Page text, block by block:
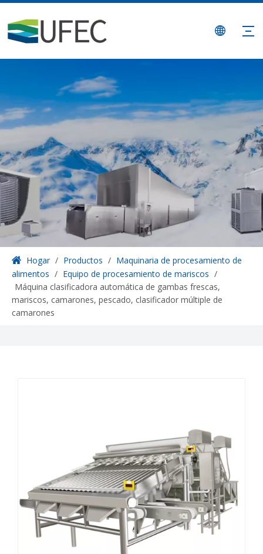
Hogar / Productos / Maquinaria de procesamiento de
alimentos / Equipo de procesamiento de mariscos /
Máquina clasificadora automática de gambas frescas,
mariscos, camarones, pescado, clasificador múltiple de
camarones